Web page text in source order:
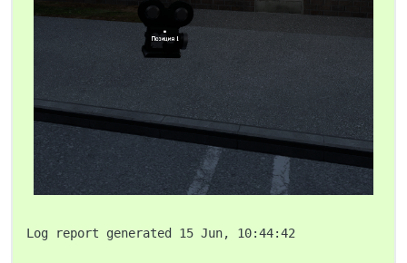
Log report generated 15 Jun, 10:44:42